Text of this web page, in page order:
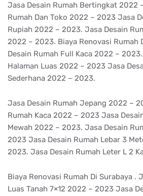
Jasa Desain Rumah Bertingkat 2022
Rumah Dan Toko 2022 – 2023 Jasa
Rupiah 2022 – 2023. Jasa Desain
2022 – 2023. Biaya Renovasi Rumah
Desain Rumah Full Kaca 2022 –
Halaman Luas 2022 – 2023 Jasa
Sederhana 2022 – 2023.
Jasa Desain Rumah Jepang 2022 –
Rumah Kaca 2022 – 2023 Jasa
Mewah 2022 – 2023. Jasa Desain
2023 Jasa Desain Rumah Lebar 3
2023. Jasa Desain Rumah Leter L 2
Biaya Renovasi Rumah Di Surabaya .
Luas Tanah 7×12 2022 – 2023 Jasa